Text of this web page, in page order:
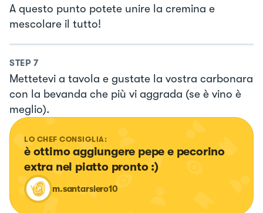
A questo punto potete unire la cremina e
mescolare il tutto!
STEP 7
Mettetevi a tavola e gustate la vostra carbonara
con la bevanda che più vi aggrada (se è vino è
meglio).
LO CHEF CONSIGLIA:
è ottimo aggiungere pepe e pecorino
extra nel piatto pronto :)
m.santarsiero10